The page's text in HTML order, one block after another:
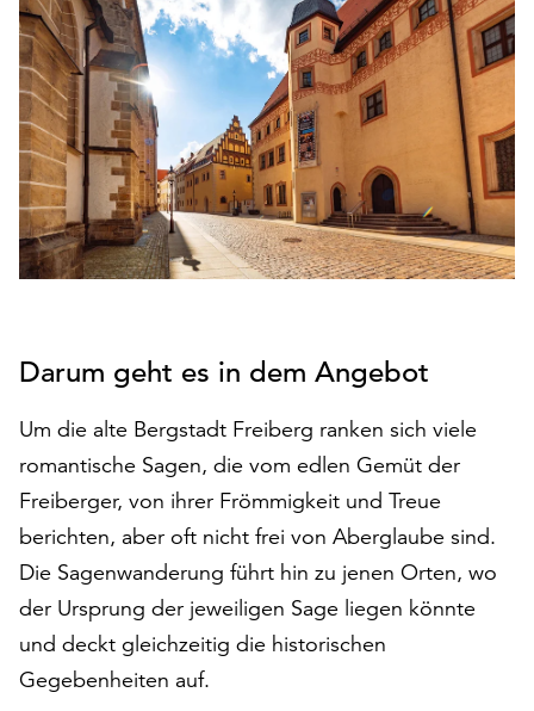
den
Betrieb
der
Seite
notwendig
sind
(funktionale
Cookies),
sowie
solche,
anonymen
genutzt
werden.
Klicken
Sie
auf
„Alle
akzeptieren“,
um
alle
Cookies
Darum geht es in dem Angebot
Um die alte Bergstadt Freiberg ranken sich viele
romantische Sagen, die vom edlen Gemüt der
Freiberger, von ihrer Frömmigkeit und Treue
berichten, aber oft nicht frei von Aberglaube sind.
Die Sagenwanderung führt hin zu jenen Orten, wo
der Ursprung der jeweiligen Sage liegen könnte
und deckt gleichzeitig die historischen
Gegebenheiten auf.